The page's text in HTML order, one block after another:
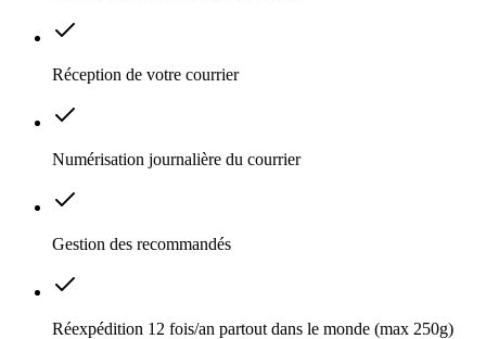
Réception de votre courrier
Numérisation journalière du courrier
Gestion des recommandés
Réexpédition 12 fois/an partout dans le monde (max 250g)